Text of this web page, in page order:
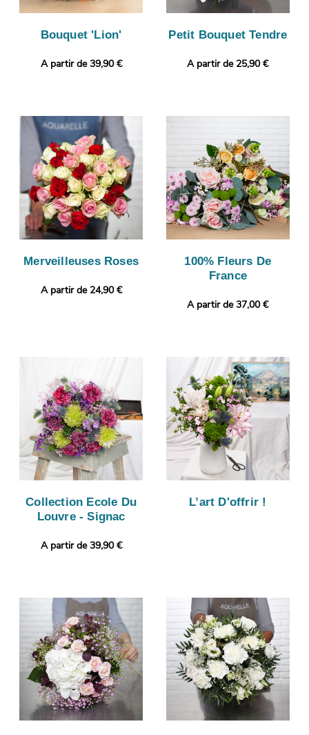
Bouquet 'Lion'
A partir de 39,90 €
Petit Bouquet Tendre
A partir de 25,90 €
Merveilleuses Roses
A partir de 24,90 €
100% Fleurs De
France
A partir de 37,00 €
Collection Ecole Du
Louvre - Signac
A partir de 39,90 €
L’art D'offrir !